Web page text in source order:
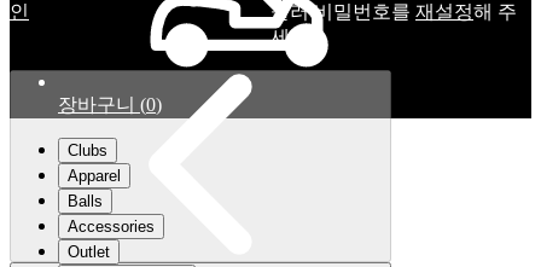
인
눌러 비밀번호를 재설정해 주
세요.
장바구니 (0)
Clubs
Apparel
Balls
Accessories
Outlet